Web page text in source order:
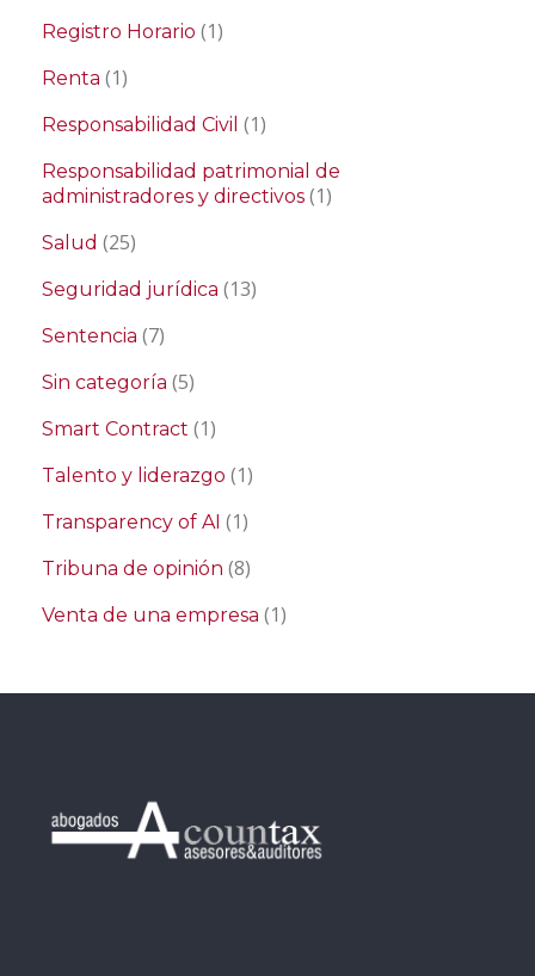
Registro Horario (1)
Renta (1)
Responsabilidad Civil (1)
Responsabilidad patrimonial de
administradores y directivos (1)
Salud (25)
Seguridad jurídica (13)
Sentencia (7)
Sin categoría (5)
Smart Contract (1)
Talento y liderazgo (1)
Transparency of AI (1)
Tribuna de opinión (8)
Venta de una empresa (1)